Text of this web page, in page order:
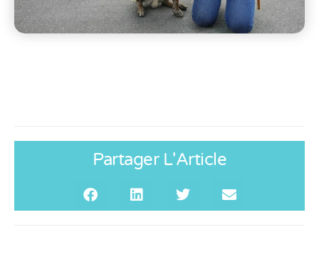
Partager L'Article